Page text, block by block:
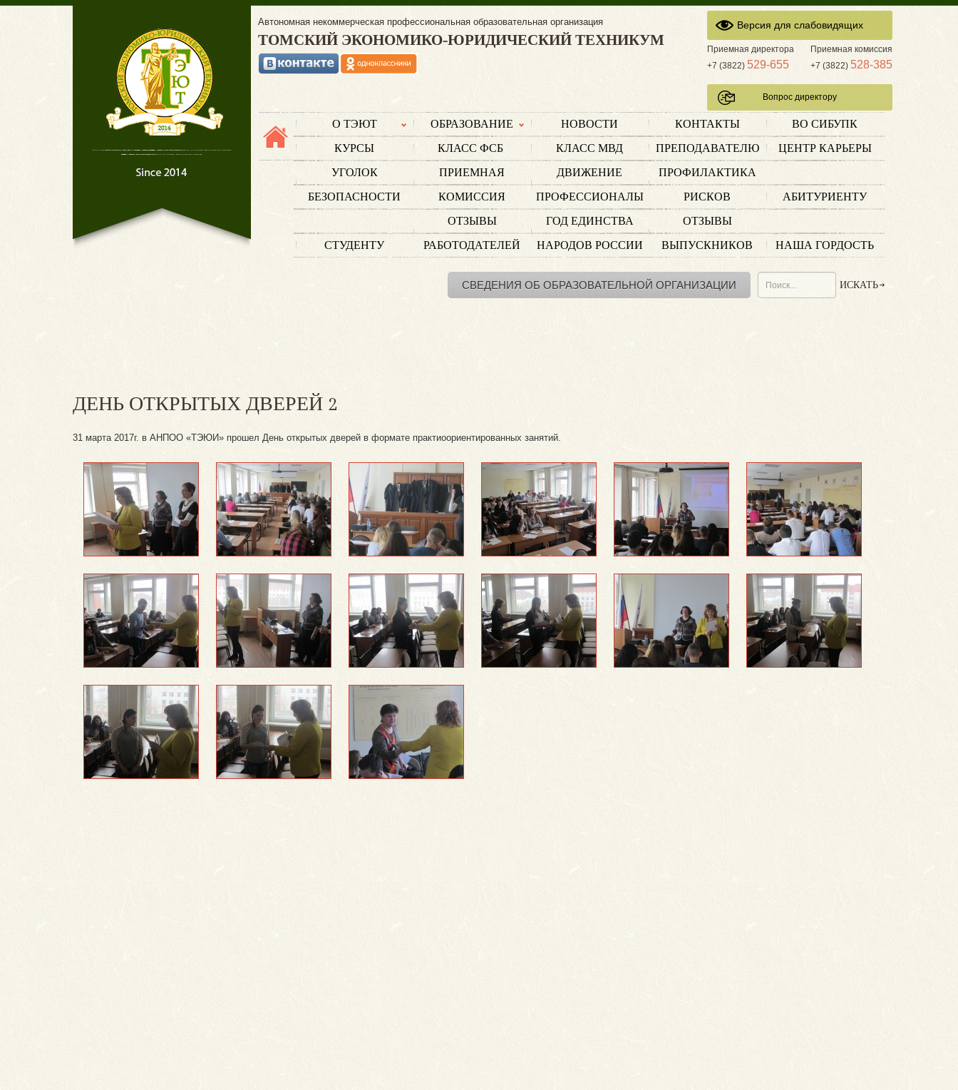
Автономная некоммерческая профессиональная образовательная организация
ТОМСКИЙ ЭКОНОМИКО-ЮРИДИЧЕСКИЙ ТЕХНИКУМ
Версия для слабовидящих
Приемная директора
Приемная комиссия
+7 (3822) 529-655 +7 (3822) 528-385
Вопрос директору
О ТЭЮТ ОБРАЗОВАНИЕ НОВОСТИ КОНТАКТЫ
ВО СИБУПК
КУРСЫ
КЛАСС ФСБ КЛАСС МВД ПРЕПОДАВАТЕЛЮ
ЦЕНТР КАРЬЕРЫ
УГОЛОК
БЕЗОПАСНОСТИ
ПРИЕМНАЯ
КОМИССИЯ
ДВИЖЕНИЕ
ПРОФЕССИОНАЛЫ
ПРОФИЛАКТИКА
РИСКОВ
АБИТУРИЕНТУ
СТУДЕНТУ
ОТЗЫВЫ
РАБОТОДАТЕЛЕЙ
ГОД ЕДИНСТВА
НАРОДОВ РОССИИ
ОТЗЫВЫ
ВЫПУСКНИКОВ
НАША ГОРДОСТЬ
СВЕДЕНИЯ ОБ ОБРАЗОВАТЕЛЬНОЙ ОРГАНИЗАЦИИ
ДЕНЬ ОТКРЫТЫХ ДВЕРЕЙ 2
31 марта 2017г. в АНПОО «ТЭЮИ» прошел День открытых дверей в формате практиоориентированных занятий.